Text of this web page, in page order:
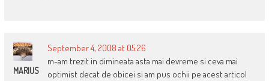
MARIUS
September 4, 2008 at 05:26
m-am trezit in dimineata asta mai devreme si ceva mai
optimist decat de obicei si am pus ochii pe acest articol